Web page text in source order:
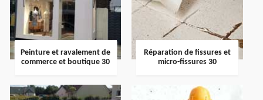
Peinture et ravalement de
commerce et boutique 30
Réparation de fissures et
micro-fissures 30